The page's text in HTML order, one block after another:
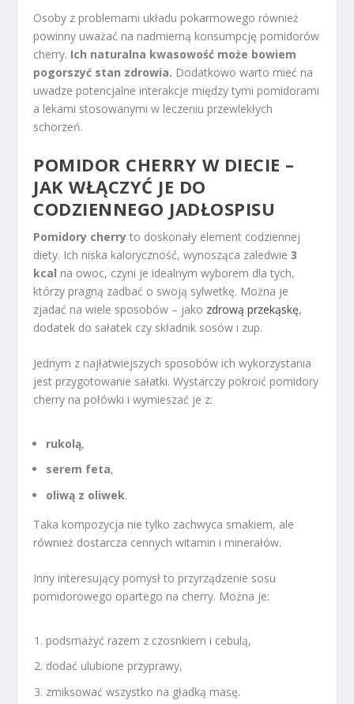
Osoby z problemami układu pokarmowego również
powinny uważać na nadmierną konsumpcję pomidorów
cherry. Ich naturalna kwasowość może bowiem
pogorszyć stan zdrowia. Dodatkowo warto mieć na
uwadze potencjalne interakcje między tymi pomidorami
a lekami stosowanymi w leczeniu przewlekłych
schorzeń.
POMIDOR CHERRY W DIECIE –
JAK WŁĄCZYĆ JE DO
CODZIENNEGO JADŁOSPISU
Pomidory cherry to doskonały element codziennej
diety. Ich niska kaloryczność, wynosząca zaledwie3
kcal na owoc, czyni je idealnym wyborem dla tych,
którzy pragną zadbać o swoją sylwetkę. Można je
zjadać na wiele sposobów – jako zdrową przekąskę,
dodatek do sałatek czy składnik sosów i zup.
Jednym z najłatwiejszych sposobów ich wykorzystania
jest przygotowanie sałatki. Wystarczy pokroić pomidory
cherry na połówki i wymieszać je z:
rukolą,
serem feta,
oliwą z oliwek.
Taka kompozycja nie tylko zachwyca smakiem, ale
również dostarcza cennych witamin i minerałów.
Inny interesujący pomysł to przyrządzenie sosu
pomidorowego opartego na cherry. Można je:
podsmażyć razem z czosnkiem i cebulą,
dodać ulubione przyprawy,
zmiksować wszystko na gładką masę.